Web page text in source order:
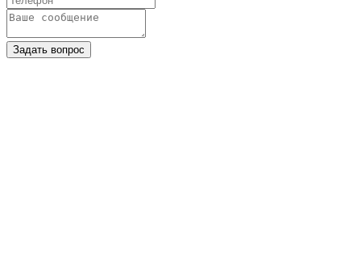
Задать вопрос